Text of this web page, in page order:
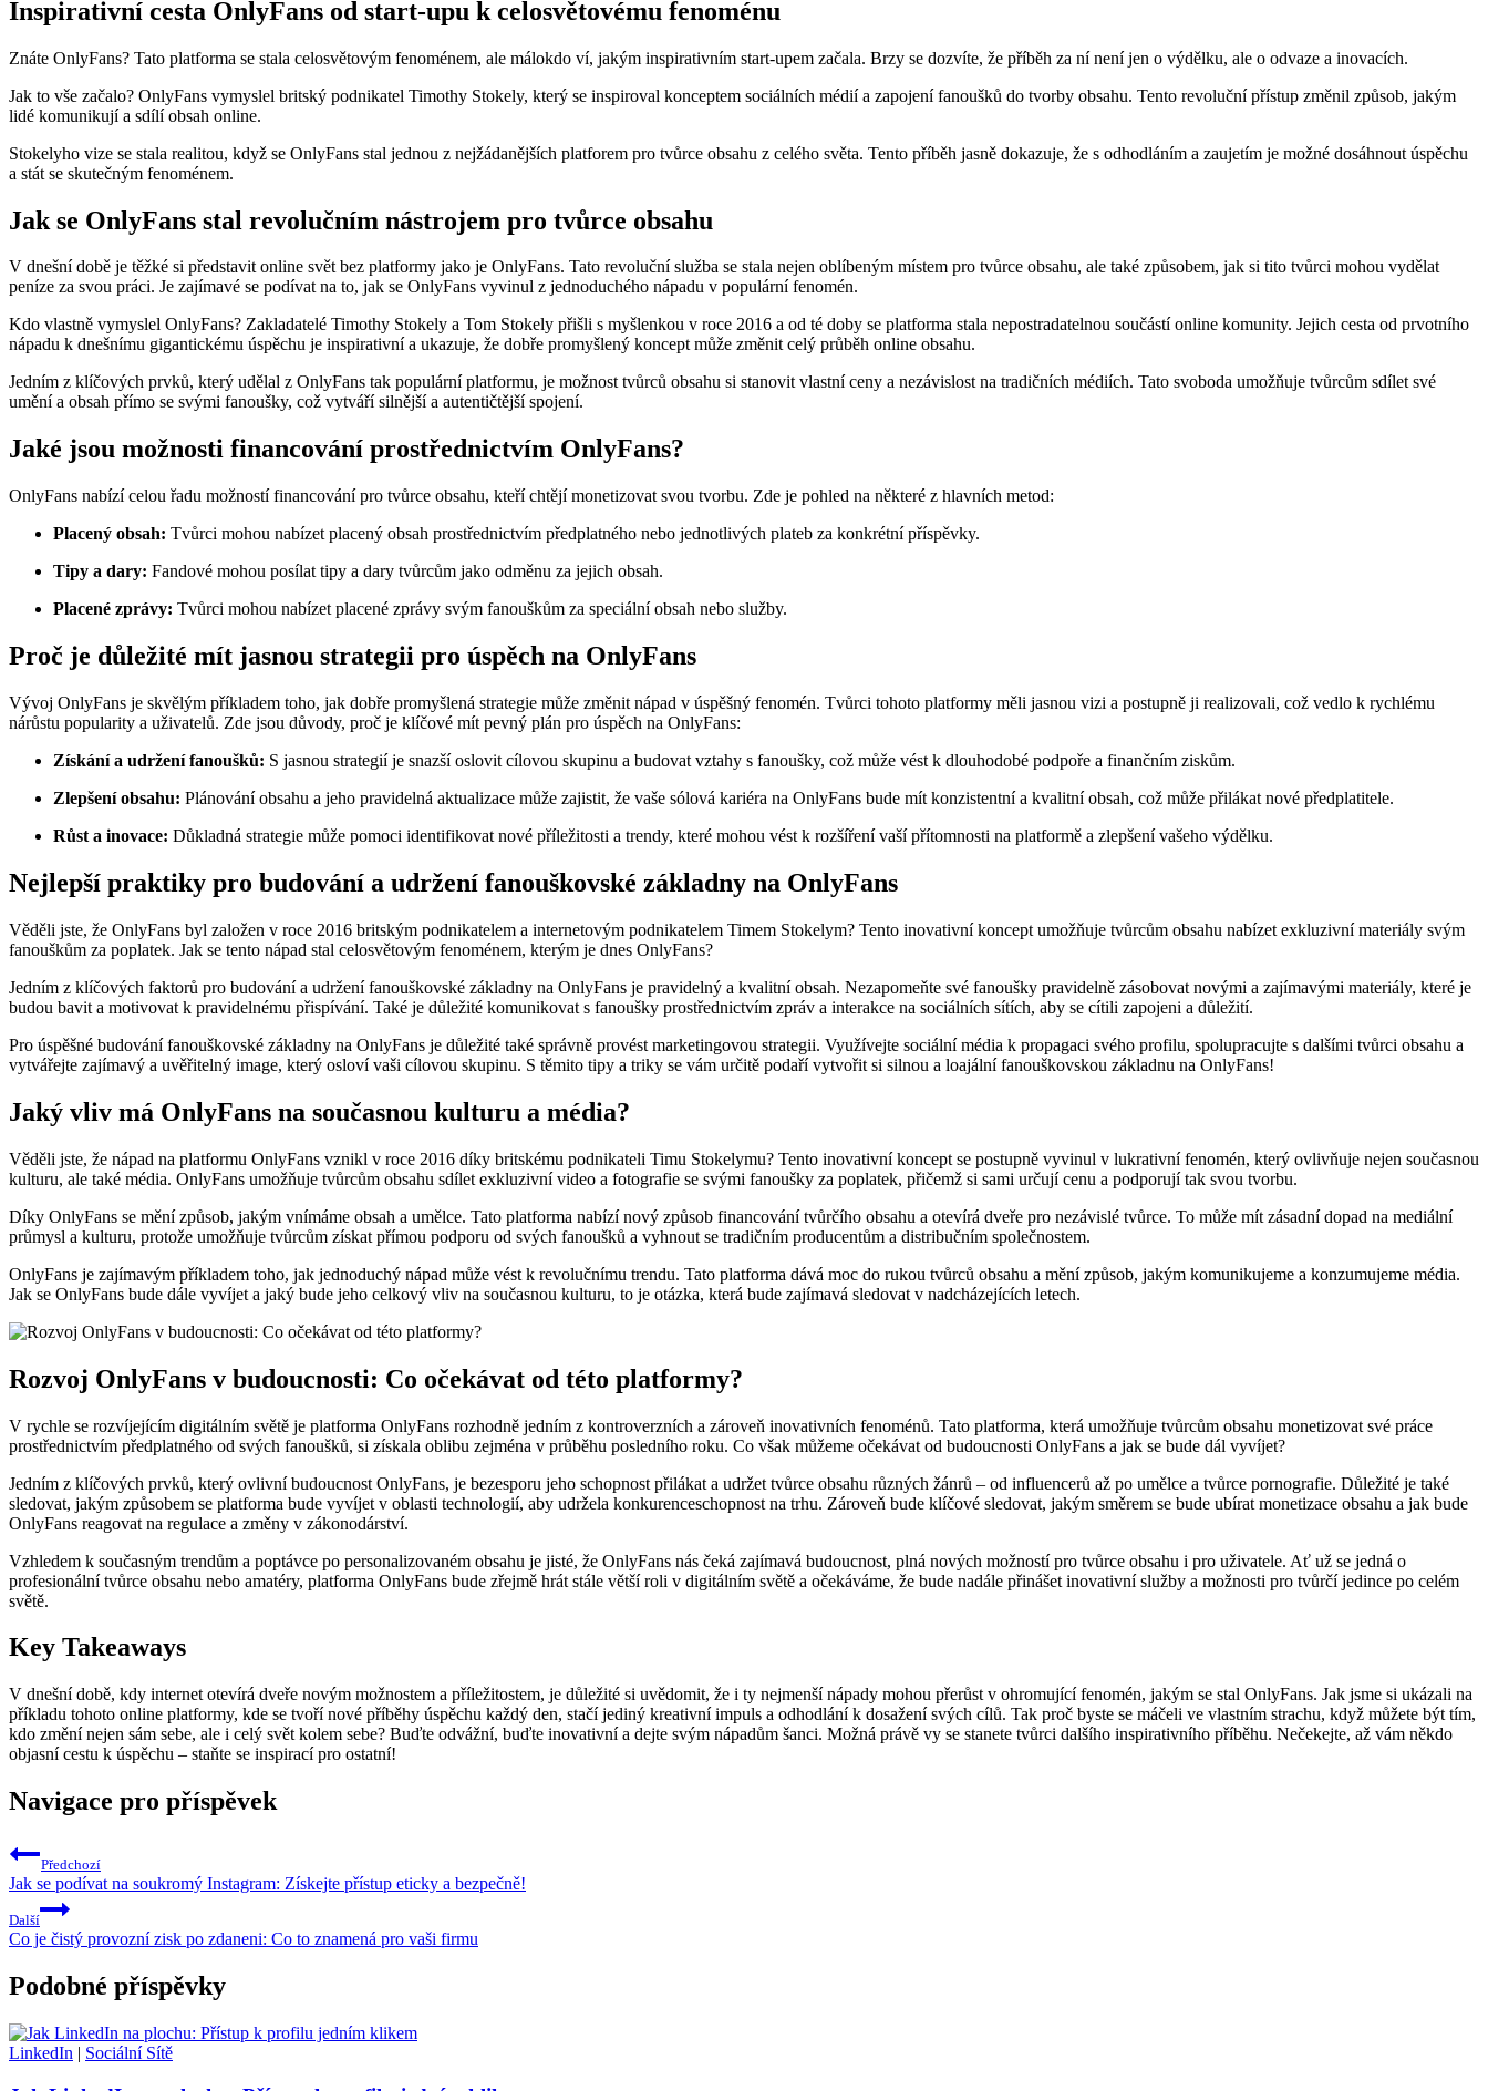
Inspirativní cesta OnlyFans od start-upu k celosvětovému fenoménu
Znáte OnlyFans? Tato platforma se stala celosvětovým fenoménem, ale málokdo ví, jakým inspirativním start-upem začala. Brzy se dozvíte, že příběh za ní není jen o výdělku, ale o odvaze a inovacích.
Jak to vše začalo? OnlyFans vymyslel britský podnikatel Timothy Stokely, který se inspiroval konceptem sociálních médií a zapojení fanoušků do tvorby obsahu. Tento revoluční přístup změnil způsob, jakým
lidé komunikují a sdílí obsah online.
Stokelyho vize se stala realitou, když se OnlyFans stal jednou z nejžádanějších platforem pro tvůrce obsahu z celého světa. Tento příběh jasně dokazuje, že s odhodláním a zaujetím je možné dosáhnout úspěchu
a stát se skutečným fenoménem.
Jak se OnlyFans stal revolučním nástrojem pro tvůrce obsahu
V dnešní době je těžké si představit online svět bez platformy jako je OnlyFans. Tato revoluční služba se stala nejen oblíbeným místem pro tvůrce obsahu, ale také způsobem, jak si tito tvůrci mohou vydělat
peníze za svou práci. Je zajímavé se podívat na to, jak se OnlyFans vyvinul z jednoduchého nápadu v populární fenomén.
Kdo vlastně vymyslel OnlyFans? Zakladatelé Timothy Stokely a Tom Stokely přišli s myšlenkou v roce 2016 a od té doby se platforma stala nepostradatelnou součástí online komunity. Jejich cesta od prvotního
nápadu k dnešnímu gigantickému úspěchu je inspirativní a ukazuje, že dobře promyšlený koncept může změnit celý průběh online obsahu.
Jedním z klíčových prvků, který udělal z OnlyFans tak populární platformu, je možnost tvůrců obsahu si stanovit vlastní ceny a nezávislost na tradičních médiích. Tato svoboda umožňuje tvůrcům sdílet své
umění a obsah přímo se svými fanoušky, což vytváří silnější a autentičtější spojení.
Jaké jsou možnosti financování prostřednictvím OnlyFans?
OnlyFans nabízí celou řadu možností financování pro tvůrce obsahu, kteří chtějí monetizovat svou tvorbu. Zde je pohled na některé z hlavních metod:
Placený obsah: Tvůrci mohou nabízet placený obsah prostřednictvím předplatného nebo jednotlivých plateb za konkrétní příspěvky.
Tipy a dary: Fandové mohou posílat tipy a dary tvůrcům jako odměnu za jejich obsah.
Placené zprávy: Tvůrci mohou nabízet placené zprávy svým fanouškům za speciální obsah nebo služby.
Proč je důležité mít jasnou strategii pro úspěch na OnlyFans
Vývoj OnlyFans je skvělým příkladem toho, jak dobře promyšlená strategie může změnit nápad v úspěšný fenomén. Tvůrci tohoto platformy měli jasnou vizi a postupně ji realizovali, což vedlo k rychlému
nárůstu popularity a uživatelů. Zde jsou důvody, proč je klíčové mít pevný plán pro úspěch na OnlyFans:
Získání a udržení fanoušků: S jasnou strategií je snazší oslovit cílovou skupinu a budovat vztahy s fanoušky, což může vést k dlouhodobé podpoře a finančním ziskům.
Zlepšení obsahu: Plánování obsahu a jeho pravidelná aktualizace může zajistit, že vaše sólová kariéra na OnlyFans bude mít konzistentní a kvalitní obsah, což může přilákat nové předplatitele.
Růst a inovace: Důkladná strategie může pomoci identifikovat nové příležitosti a trendy, které mohou vést k rozšíření vaší přítomnosti na platformě a zlepšení vašeho výdělku.
Nejlepší praktiky pro budování a udržení fanouškovské základny na OnlyFans
Věděli jste, že OnlyFans byl založen v roce 2016 britským podnikatelem a internetovým podnikatelem Timem Stokelym? Tento inovativní koncept umožňuje tvůrcům obsahu nabízet exkluzivní materiály svým
fanouškům za poplatek. Jak se tento nápad stal celosvětovým fenoménem, kterým je dnes OnlyFans?
Jedním z klíčových faktorů pro budování a udržení fanouškovské základny na OnlyFans je pravidelný a kvalitní obsah. Nezapomeňte své fanoušky pravidelně zásobovat novými a zajímavými materiály, které je
budou bavit a motivovat k pravidelnému přispívání. Také je důležité komunikovat s fanoušky prostřednictvím zpráv a interakce na sociálních sítích, aby se cítili zapojeni a důležití.
Pro úspěšné budování fanouškovské základny na OnlyFans je důležité také správně provést marketingovou strategii. Využívejte sociální média k propagaci svého profilu, spolupracujte s dalšími tvůrci obsahu a
vytvářejte zajímavý a uvěřitelný image, který osloví vaši cílovou skupinu. S těmito tipy a triky se vám určitě podaří vytvořit si silnou a loajální fanouškovskou základnu na OnlyFans!
Jaký vliv má OnlyFans na současnou kulturu a média?
Věděli jste, že nápad na platformu OnlyFans vznikl v roce 2016 díky britskému podnikateli Timu Stokelymu? Tento inovativní koncept se postupně vyvinul v lukrativní fenomén, který ovlivňuje nejen současnou
kulturu, ale také média. OnlyFans umožňuje tvůrcům obsahu sdílet exkluzivní video a fotografie se svými fanoušky za poplatek, přičemž si sami určují cenu a podporují tak svou tvorbu.
Díky OnlyFans se mění způsob, jakým vnímáme obsah a umělce. Tato platforma nabízí nový způsob financování tvůrčího obsahu a otevírá dveře pro nezávislé tvůrce. To může mít zásadní dopad na mediální
průmysl a kulturu, protože umožňuje tvůrcům získat přímou podporu od svých fanoušků a vyhnout se tradičním producentům a distribučním společnostem.
OnlyFans je zajímavým příkladem toho, jak jednoduchý nápad může vést k revolučnímu trendu. Tato platforma dává moc do rukou tvůrců obsahu a mění způsob, jakým komunikujeme a konzumujeme média.
Jak se OnlyFans bude dále vyvíjet a jaký bude jeho celkový vliv na současnou kulturu, to je otázka, která bude zajímavá sledovat v nadcházejících letech.
Rozvoj OnlyFans v budoucnosti: Co očekávat od této platformy?
V rychle se rozvíjejícím digitálním světě je platforma OnlyFans rozhodně jedním z kontroverzních a zároveň inovativních fenoménů. Tato platforma, která umožňuje tvůrcům obsahu monetizovat své práce
prostřednictvím předplatného od svých fanoušků, si získala oblibu zejména v průběhu posledního roku. Co však můžeme očekávat od budoucnosti OnlyFans a jak se bude dál vyvíjet?
Jedním z klíčových prvků, který ovlivní budoucnost OnlyFans, je bezesporu jeho schopnost přilákat a udržet tvůrce obsahu různých žánrů – od influencerů až po umělce a tvůrce pornografie. Důležité je také
sledovat, jakým způsobem se platforma bude vyvíjet v oblasti technologií, aby udržela konkurenceschopnost na trhu. Zároveň bude klíčové sledovat, jakým směrem se bude ubírat monetizace obsahu a jak bude
OnlyFans reagovat na regulace a změny v zákonodárství.
Vzhledem k současným trendům a poptávce po personalizovaném obsahu je jisté, že OnlyFans nás čeká zajímavá budoucnost, plná nových možností pro tvůrce obsahu i pro uživatele. Ať už se jedná o
profesionální tvůrce obsahu nebo amatéry, platforma OnlyFans bude zřejmě hrát stále větší roli v digitálním světě a očekáváme, že bude nadále přinášet inovativní služby a možnosti pro tvůrčí jedince po celém
světě.
Key Takeaways
V dnešní době, kdy internet otevírá dveře novým možnostem a příležitostem, je důležité si uvědomit, že i ty nejmenší nápady mohou přerůst v ohromující fenomén, jakým se stal OnlyFans. Jak jsme si ukázali na
příkladu tohoto online platformy, kde se tvoří nové příběhy úspěchu každý den, stačí jediný kreativní impuls a odhodlání k dosažení svých cílů. Tak proč byste se máčeli ve vlastním strachu, když můžete být tím,
kdo změní nejen sám sebe, ale i celý svět kolem sebe? Buďte odvážní, buďte inovativní a dejte svým nápadům šanci. Možná právě vy se stanete tvůrci dalšího inspirativního příběhu. Nečekejte, až vám někdo
objasní cestu k úspěchu – staňte se inspirací pro ostatní!
Navigace pro příspěvek
Předchozí
Jak se podívat na soukromý Instagram: Získejte přístup eticky a bezpečně!
Další
Co je čistý provozní zisk po zdaneni: Co to znamená pro vaši firmu
Podobné příspěvky
LinkedIn | Sociální Sítě